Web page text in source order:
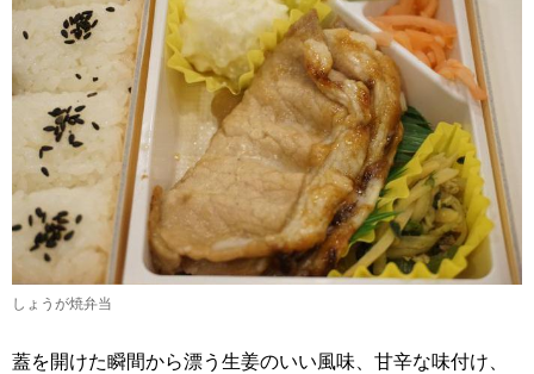
しょうが焼弁当
蓋を開けた瞬間から漂う生姜のいい風味、甘辛な味付け、